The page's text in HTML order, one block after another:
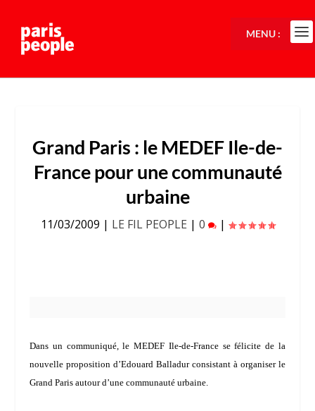
Grand Paris : le MEDEF Ile-de-
France pour une communauté
urbaine
11/03/2009 | LE FIL PEOPLE | 0 |
Dans un communiqué, le MEDEF Ile-de-France se félicite de la
nouvelle proposition d’Edouard Balladur consistant à organiser le
Grand Paris autour d’une communauté urbaine.
MENU :